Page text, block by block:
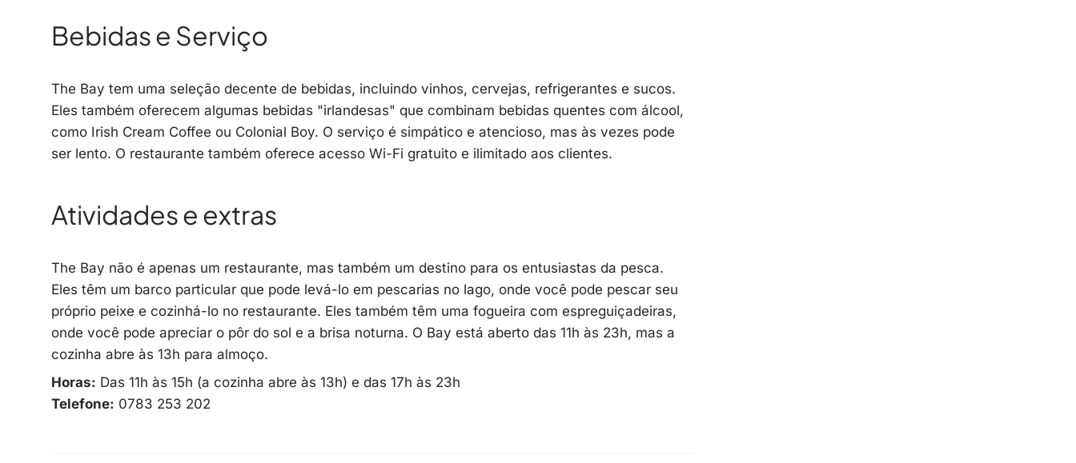
Bebidas e Serviço
The Bay tem uma seleção decente de bebidas, incluindo vinhos, cervejas, refrigerantes e sucos.
Eles também oferecem algumas bebidas "irlandesas" que combinam bebidas quentes com álcool,
como Irish Cream Coffee ou Colonial Boy. O serviço é simpático e atencioso, mas às vezes pode
ser lento. O restaurante também oferece acesso Wi-Fi gratuito e ilimitado aos clientes.
Atividades e extras
The Bay não é apenas um restaurante, mas também um destino para os entusiastas da pesca.
Eles têm um barco particular que pode levá-lo em pescarias no lago, onde você pode pescar seu
próprio peixe e cozinhá-lo no restaurante. Eles também têm uma fogueira com espreguiçadeiras,
onde você pode apreciar o pôr do sol e a brisa noturna. O Bay está aberto das 11h às 23h, mas a
cozinha abre às 13h para almoço.
Horas: Das 11h às 15h (a cozinha abre às 13h) e das 17h às 23h
Telefone: 0783 253 202